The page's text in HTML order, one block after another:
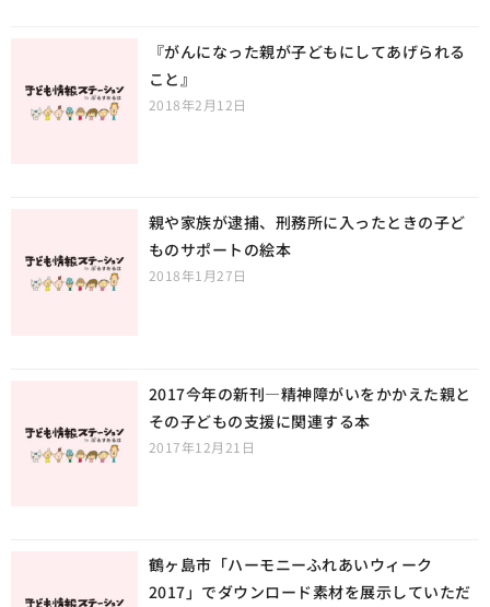
『がんになった親が子どもにしてあげられる
こと』
2018年2月12日
親や家族が逮捕、刑務所に入ったときの子ど
ものサポートの絵本
2018年1月27日
2017今年の新刊—精神障がいをかかえた親と
その子どもの支援に関連する本
2017年12月21日
鶴ヶ島市「ハーモニーふれあいウィーク
2017」でダウンロード素材を展示していただ